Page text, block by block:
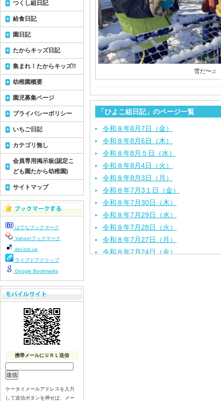
雪だ〜♫
「ひよこ組日記」のページ一覧
令和８年8月7日（金）
令和８年8月6日（木）
令和８年8月５日（水）
令和８年8月4日（火）
令和８年8月3日（月）
令和８年7月3１日（金）
令和８年7月30日（木）
令和８年7月29日（水）
令和８年7月28日（火）
令和８年7月27日（月）
令和８年7月24日（金）
つくし組日記
給食日記
園日記
たからキッズ日記
集まれ！たからキッズ!!
幼稚園概要
園児募集ページ
プライバシーポリシー
いちご日記
カテゴリ無し
会員専用掲示板(認定こ
ども園たから幼稚園)
サイトマップ
はてなブックマーク
Yahoo!ブックマーク
del.icio.us
ライブドアクリップ
Google Bookmarks
携帯メールにＵＲＬ送信
ケータイメールアドレスを入力
して送信ボタンを押せば、メー